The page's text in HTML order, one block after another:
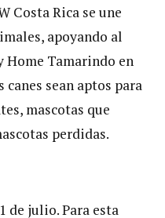
Costa Rica se une
apoyando al
Home Tamarindo en
sean aptos para
mascotas que
perdidas.
de julio. Para esta